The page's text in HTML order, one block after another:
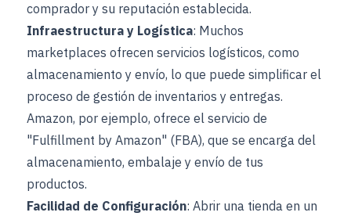
comprador y su reputación establecida.
Infraestructura y Logística: Muchos
marketplaces ofrecen servicios logísticos, como
almacenamiento y envío, lo que puede simplificar el
proceso de gestión de inventarios y entregas.
Amazon, por ejemplo, ofrece el servicio de
"Fulfillment by Amazon" (FBA), que se encarga del
almacenamiento, embalaje y envío de tus
productos.
Facilidad de Configuración: Abrir una tienda en un